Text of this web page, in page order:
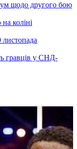
щодо другого бою
коліні
гравців у СНД-